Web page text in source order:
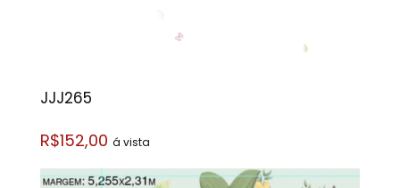
JJJ265
R$152,00 á vista